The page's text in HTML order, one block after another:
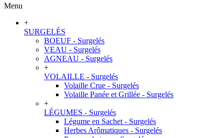
Menu
+
SURGELÉS
BOEUF - Surgelés
VEAU - Surgelés
AGNEAU - Surgelés
+
VOLAILLE - Surgelés
Volaille Crue - Surgelés
Volaille Panée et Grillée - Surgelés
+
LÉGUMES - Surgelés
Légume en Sachet - Surgelés
Herbes Arômatiques - Surgelés